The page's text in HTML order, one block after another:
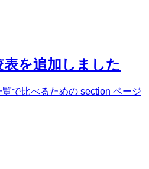
を追加しました
で比べるための section ページ